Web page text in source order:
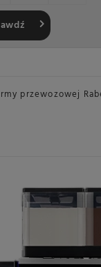
przewozowej